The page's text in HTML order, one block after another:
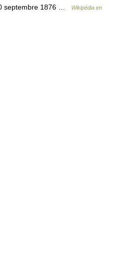
septembre 1876 …
Wikipédia en